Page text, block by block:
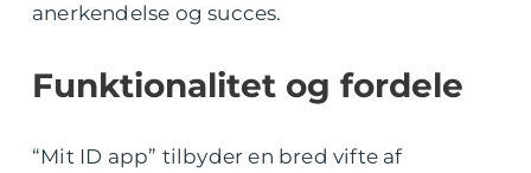
anerkendelse og succes.
Funktionalitet og fordele
“Mit ID app” tilbyder en bred vifte af